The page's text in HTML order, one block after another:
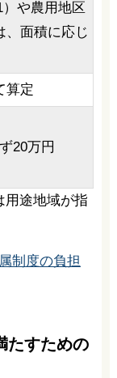
や農用地区
、面積に応じ
算定
20万円
途地域が指
制度の負担
たすための